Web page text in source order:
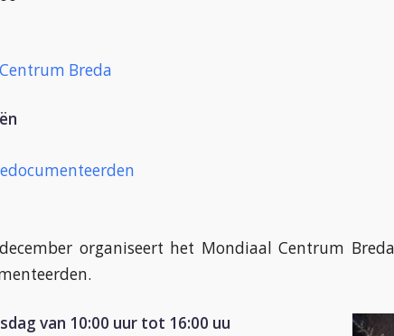
Breda
organiseert het Mondiaal Centrum
van 10:00 uur tot 16:00 uu